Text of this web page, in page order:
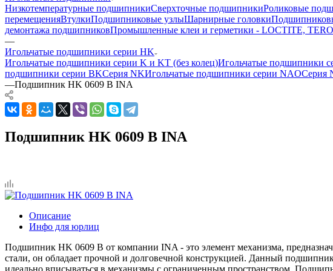
Низкотемпературные подшипникиСверхточные подшипникиРоликовые
перемещенияВтулкиПодшипниковые узлыШарнирные головки
демонтажа подшипниковПромышленные клеи и герметики - LOCTITE,
—
Игольчатые подшипники серии HK
Игольчатые подшипники серии K и KT (без колец)Игольчатые подшипники
подшипники серии BKСерия NKИгольчатые подшипники серии NAOСерия
—Подшипник HK 0609 B INA
Подшипник HK 0609 B INA
Описание
Инфо для юрлиц
Подшипник HK 0609 B от компании INA - это элемент механизма,
стали, он обладает прочной и долговечной конструкцией. Данный
идеально вписываться в механизмы с ограниченным пространством.